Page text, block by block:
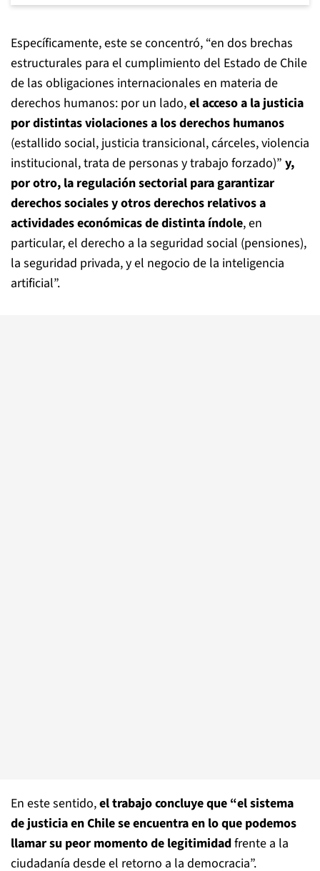
Específicamente, este se concentró, “en dos brechas
estructurales para el cumplimiento del Estado de Chile
de las obligaciones internacionales en materia de
derechos humanos: por un lado,el acceso a la justicia
por distintas violaciones a los derechos humanos
(estallido social, justicia transicional, cárceles, violencia
institucional, trata de personas y trabajo forzado)” y,
por otro, la regulación sectorial para garantizar
derechos sociales y otros derechos relativos a
actividades económicas de distinta índole, en
particular, el derecho a la seguridad social (pensiones),
la seguridad privada, y el negocio de la inteligencia
artificial”.
En este sentido,el trabajo concluye que “el sistema
de justicia en Chile se encuentra en lo que podemos
llamar su peor momento de legitimidadfrente a la
ciudadanía desde el retorno a la democracia”.